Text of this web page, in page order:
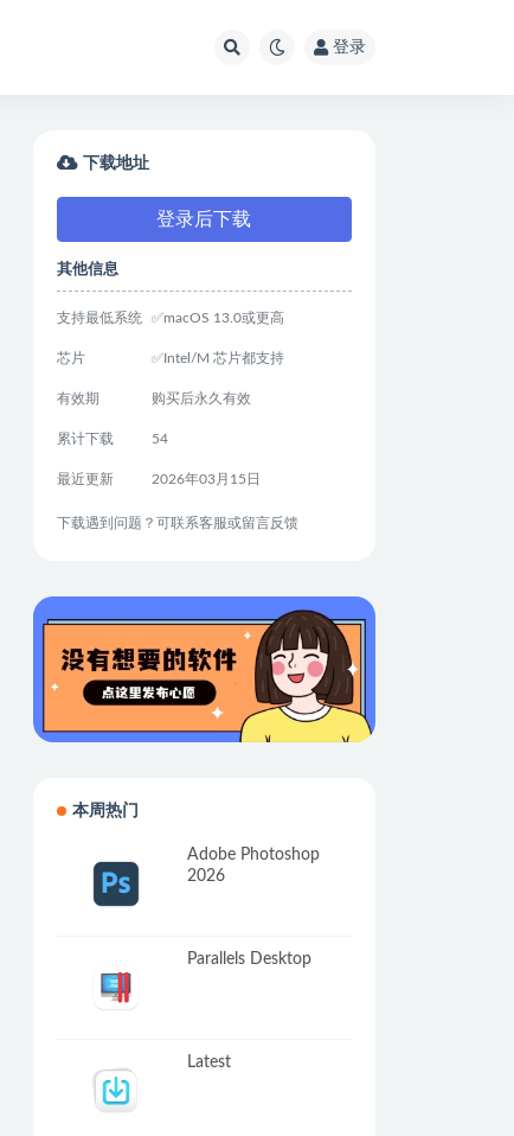
登录
下载地址
登录后下载
其他信息
支持最低系统 ✅macOS 13.0或更高
芯片 ✅Intel/M 芯片都支持
有效期 购买后永久有效
累计下载 54
最近更新 2026年03月15日
下载遇到问题？可联系客服或留言反馈
本周热门
Adobe Photoshop
2026
Parallels Desktop
Latest